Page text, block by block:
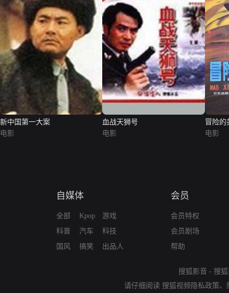
新中国第一大案
电影
血战天狮号
电影
冒险的
电影
自媒体
全部
科普
国风
Kpop
汽车
搞笑
游戏
科技
出品人
会员
会员特权
会员剧场
帮助
搜狐影音 - 搜
请仔细阅读 搜狐视频隐私政策、